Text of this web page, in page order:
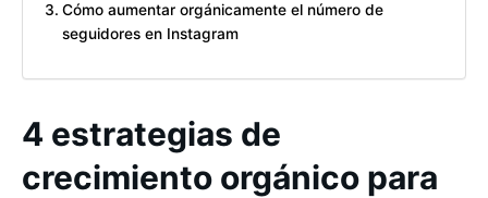
Cómo aumentar orgánicamente el número de
seguidores en Instagram
4 estrategias de
crecimiento orgánico para